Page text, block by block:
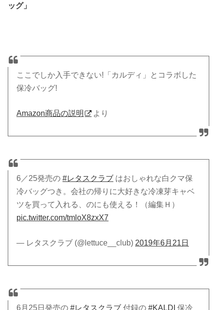
ッグ」
ここでしか入手できない!「カルディ」とコラボした
保冷バッグ!
Amazon商品の説明 より
6／25発売の#レタスクラブ はおしゃれな白クマ保
冷バッグつき。会社の帰りに大好きな冷凍芽キャベ
ツを買って入れる、のにも使える！（編集Ｈ）
pic.twitter.com/tmloX8zxX7
— レタスクラブ (@lettuce__club) 2019年6月21日
6月25日発売の#レタスクラブ 付録の#KALDI 保冷